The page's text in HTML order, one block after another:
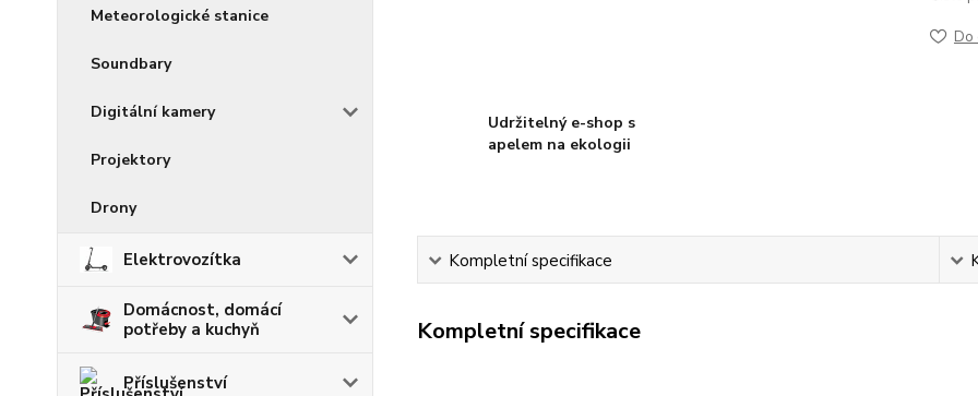
Meteorologické stanice
Soundbary
Digitální kamery
Projektory
Drony
Elektrovozítka
Domácnost, domácí
potřeby a kuchyň
Příslušenství
Do
Udržitelný e-shop s
apelem na ekologii
Kompletní specifikace
Kompletní specifikace